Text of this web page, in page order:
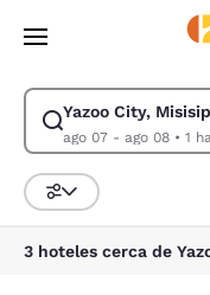
Pasar A Contenido
Yazoo City,
ago 07 - ago 08•
Modificar la búsqueda
Ordenar y filtrar
3 hoteles cerca de